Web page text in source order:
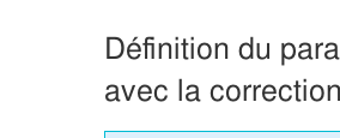
Définition du
avec la